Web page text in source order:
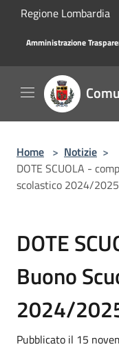
Salta al contenuto
Regione Lombardia
Amministrazione
Home > Notizie >
DOTE SCUOLA -
scolastico 2024/2025
DOTE
Buono
2024/
Pubblicato il 15